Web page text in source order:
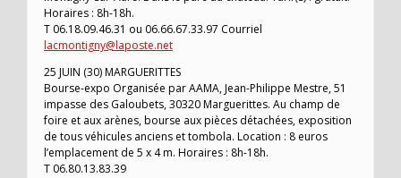
Horaires : 8h-18h.
T 06.18.09.46.31 ou 06.66.67.33.97 Courriel
lacmontigny@laposte.net
25 JUIN (30) MARGUERITTES
Bourse-expo Organisée par AAMA, Jean-Philippe Mestre, 51
impasse des Galoubets, 30320 Marguerittes. Au champ de
foire et aux arènes, bourse aux pièces détachées, exposition
de tous véhicules anciens et tombola. Location : 8 euros
l’emplacement de 5 x 4 m. Horaires : 8h-18h.
T 06.80.13.83.39